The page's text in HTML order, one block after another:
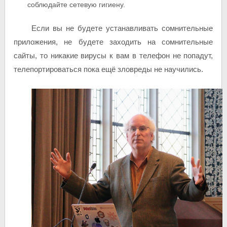
соблюдайте сетевую гигиену.
Если вы не будете устанавливать сомнительные
приложения, не будете заходить на сомнительные
сайты, то никакие вирусы к вам в телефон не попадут,
телепортироваться пока ещё зловреды не научились.